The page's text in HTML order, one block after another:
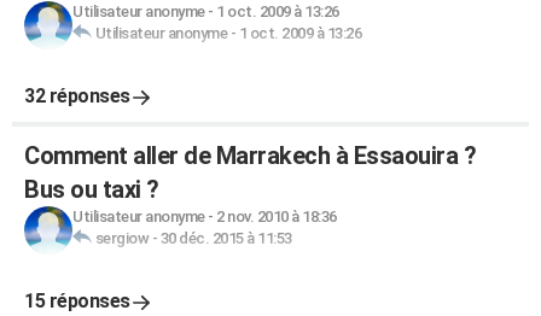
Utilisateur anonyme- 1 oct. 2009 à 13:26
Utilisateur anonyme- 1 oct. 2009 à 13:26
32 réponses
Comment aller de Marrakech à Essaouira ?
Bus ou taxi ?
Utilisateur anonyme- 2 nov. 2010 à 18:36
sergiow- 30 déc. 2015 à 11:53
15 réponses